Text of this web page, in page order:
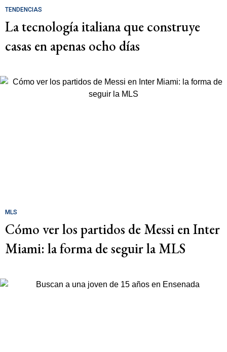
TENDENCIAS
La tecnología italiana que construye
casas en apenas ocho días
MLS
Cómo ver los partidos de Messi en Inter
Miami: la forma de seguir la MLS